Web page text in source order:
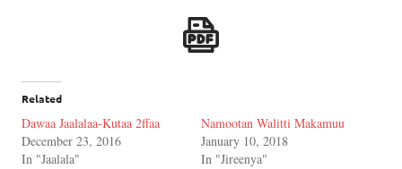
Related
Dawaa Jaalalaa-Kutaa 2ffaa
December 23, 2016
In "Jaalala"
Namootan Walitti Makamuu
January 10, 2018
In "Jireenya"